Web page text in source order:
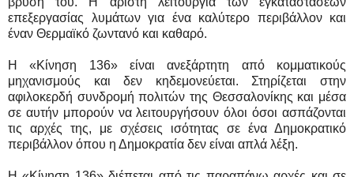
επεξεργασίας λυμάτων για ένα καλύτερο περιβάλλον και
έναν Θερμαϊκό ζωντανό και καθαρό.
Η «Κίνηση 136» είναι ανεξάρτητη από κομματικούς
μηχανισμούς και δεν κηδεμονεύεται. Στηρίζεται στην
αφιλοκερδή συνδρομή πολιτών της Θεσσαλονίκης και μέσα
σε αυτήν μπορούν να λειτουργήσουν όλοι όσοι ασπάζονται
τις αρχές της, με σχέσεις ισότητας σε ένα Δημοκρατικό
περιβάλλον όπου η Δημοκρατία δεν είναι απλά λέξη.